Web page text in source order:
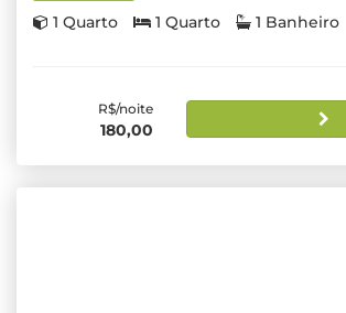
1 Quarto 1 Quarto 1 Banheiro
R$/noite
180,00